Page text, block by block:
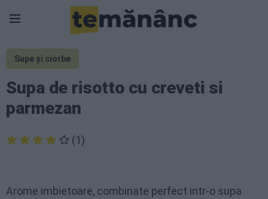
Supe și ciorbe
Supa de risotto cu creveti si
parmezan
(1)
Arome imbietoare, combinate perfect intr-o supa